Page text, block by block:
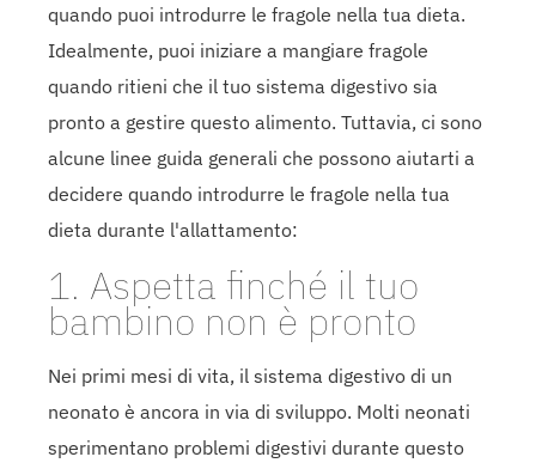
quando puoi introdurre le fragole nella tua dieta.
Idealmente, puoi iniziare a mangiare fragole
quando ritieni che il tuo sistema digestivo sia
pronto a gestire questo alimento. Tuttavia, ci sono
alcune linee guida generali che possono aiutarti a
decidere quando introdurre le fragole nella tua
dieta durante l'allattamento:
1. Aspetta finché il tuo
bambino non è pronto
Nei primi mesi di vita, il sistema digestivo di un
neonato è ancora in via di sviluppo. Molti neonati
sperimentano problemi digestivi durante questo